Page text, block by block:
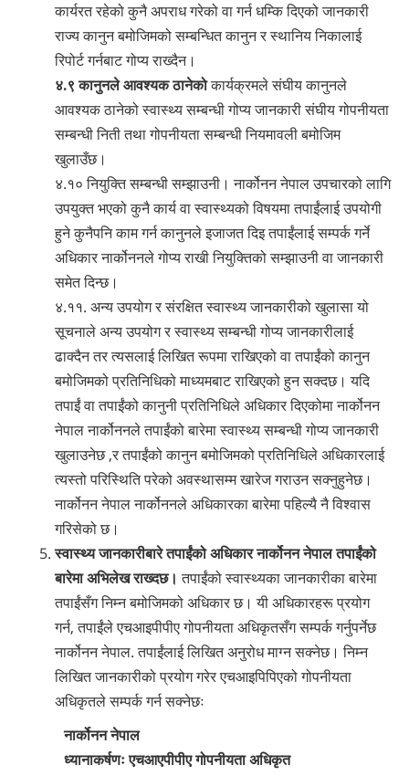
कार्यरत रहेको कुनै अपराध गरेको वा गर्न धम्कि दिएको जानकारी
राज्य कानुन बमोजिमको सम्बन्धित कानुन र स्थानिय निकालाई
रिपोर्ट गर्नबाट गोप्य राख्दैन।
४.९ कानुनले आवश्यक ठानेकोकार्यक्रमले संघीय कानुनले
आवश्यक ठानेको स्वास्थ्य सम्बन्धी गोप्य जानकारी संघीय गोपनीयता
सम्बन्धी निती तथा गोपनीयता सम्बन्धी नियमावली बमोजिम
खुलाउँछ।
४.१० नियुक्ति सम्बन्धी सम्झाउनी। नार्कोनन नेपाल उपचारको लागि
उपयुक्त भएको कुनै कार्य वा स्वास्थ्यको विषयमा तपाईंलाई उपयोगी
हुने कुनैपनि काम गर्न कानुनले इजाजत दिइ तपाईंलाई सम्पर्क गर्ने
अधिकार ‍नार्कोननले गोप्य राखी नियुक्तिको सम्झाउनी वा जानकारी
समेत दिन्छ।
४.११. अन्य उपयोग र संरक्षित स्वास्थ्य जानकारीको खुलासा यो
सूचनाले अन्य उपयोग र स्वास्थ्य सम्बन्धी गोप्य जानकारीलाई
ढाक्दैन तर त्यसलाई लिखित रूपमा राखिएको वा तपाईंको कानुन
बमोजिमको प्रतिनिधिको माध्यमबाट राखिएको हुन सक्दछ। यदि
तपाईं वा तपाईंको कानुनी प्रतिनिधिले अधिकार दिएकोमा नार्कोनन
नेपाल ‍नार्कोननले तपाईंको बारेमा स्वास्थ्य सम्बन्धी गोप्य जानकारी
खुलाउनेछ ,र तपाईंको कानुन बमोजिमको प्रतिनिधिले अधिकारलाई
त्यस्तो परिस्थिति परेको अवस्थासम्म खारेज गराउन सक्नुहुनेछ।
नार्कोनन नेपाल ‍नार्कोननले अधिकारका बारेमा पहिल्यै नै विश्वास
गरिसेको छ।
स्वास्थ्य जानकारीबारे तपाईंको अधिकार नार्कोनन नेपाल तपाईंको
बारेमा अभिलेख राख्दछ। तपाईंको स्वास्थ्यका जानकारीका बारेमा
तपाईंसँग निम्न बमोजिमको अधिकार छ। यी अधिकारहरू प्रयोग
गर्न, तपाईंले एचआइपीपीए गोपनीयता अधिकृत‍सँग सम्पर्क गर्नुपर्नेछ
नार्कोनन नेपाल. तपाईंलाई लिखित अनुरोध माग्न सक्नेछ। निम्न
लिखित जानकारीको प्रयोग गरेर एचआइपिपिएको गोपनीयता
अधिकृतले सम्पर्क गर्न सक्नेछः
नार्कोनन नेपाल
ध्यानाकर्षणः एचआएपीपीए गोपनीयता अधिकृत